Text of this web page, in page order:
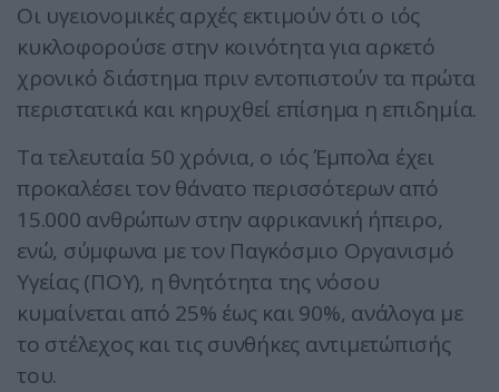
Οι υγειονομικές αρχές εκτιμούν ότι ο ιός
κυκλοφορούσε στην κοινότητα για αρκετό
χρονικό διάστημα πριν εντοπιστούν τα πρώτα
περιστατικά και κηρυχθεί επίσημα η επιδημία.
Τα τελευταία 50 χρόνια, ο ιός Έμπολα έχει
προκαλέσει τον θάνατο περισσότερων από
15.000 ανθρώπων στην αφρικανική ήπειρο,
ενώ, σύμφωνα με τον Παγκόσμιο Οργανισμό
Υγείας (ΠΟΥ), η θνητότητα της νόσου
κυμαίνεται από 25% έως και 90%, ανάλογα με
το στέλεχος και τις συνθήκες αντιμετώπισής
του.